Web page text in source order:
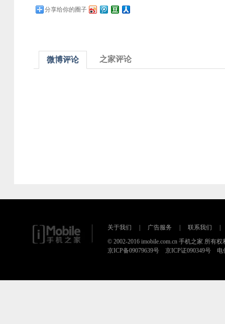
分享给你的圈子
微博评论 之家评论
关于我们 广告服务 联系我们
© 2002-2016 imobile.com.cn 手机之家 所有权
京ICP备09079639号 京ICP证090349号 电